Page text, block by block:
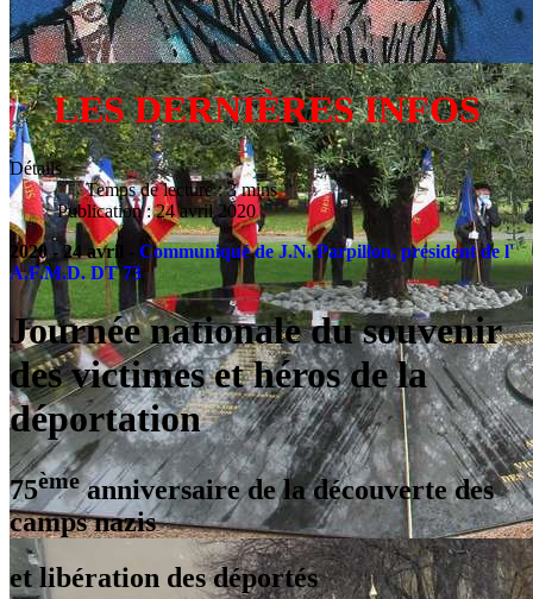
LES DERNIÈRES INFOS
Détails
Temps de lecture : 3 mins
Publication : 24 avril 2020
2020 - 24 avril -
Communiqué deJ.N. Parpillon, président del'
A.F.M.D. DT 73
Journée nationale du souvenir
des victimes et héros de la
déportation
75èmeanniversaire de la découverte des
camps nazis
et libération des déportés